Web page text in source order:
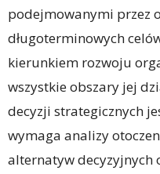
podejmowanymi przez
długoterminowych
kierunkiem rozwoju
wszystkie obszary jej
decyzji strategicznych
wymaga analizy
alternatyw decyzyjnych